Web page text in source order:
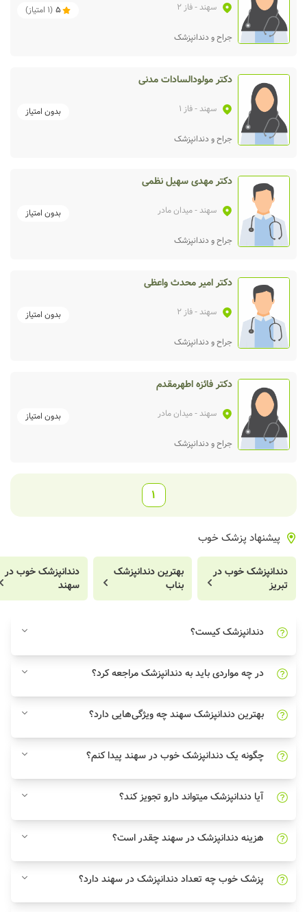
سهند- فاز 2 5
(
1 امتیاز)
جراح و دندانپزشک
دکتر مولودالسادات مدنی
سهند- فاز 1 بدون امتیاز
جراح و دندانپزشک
دکتر مهدی سهیل نظمی
سهند- میدان مادر بدون امتیاز
جراح و دندانپزشک
دکتر امیر محدث واعظی
سهند- فاز 2 بدون امتیاز
جراح و دندانپزشک
دکتر فائزه اطهرمقدم
سهند- میدان مادر بدون امتیاز
جراح و دندانپزشک
1
پیشنهاد پزشک خوب
دندانپزشک خوب در
تبریز
بهترین دندانپزشک
بناب
دندانپزشک خوب در
سهند
دندانپزشک کیست؟
در چه مواردی باید به دندانپزشک مراجعه کرد؟
بهترین دندانپزشک سهند چه ویژگی‌هایی دارد؟
چگونه یک دندانپزشک خوب در سهند پیدا کنم؟
آیا دندانپزشک میتواند دارو تجویز کند؟
هزینه دندانپزشک در سهند چقدر است؟
پزشک خوب چه تعداد دندانپزشک در سهند دارد؟